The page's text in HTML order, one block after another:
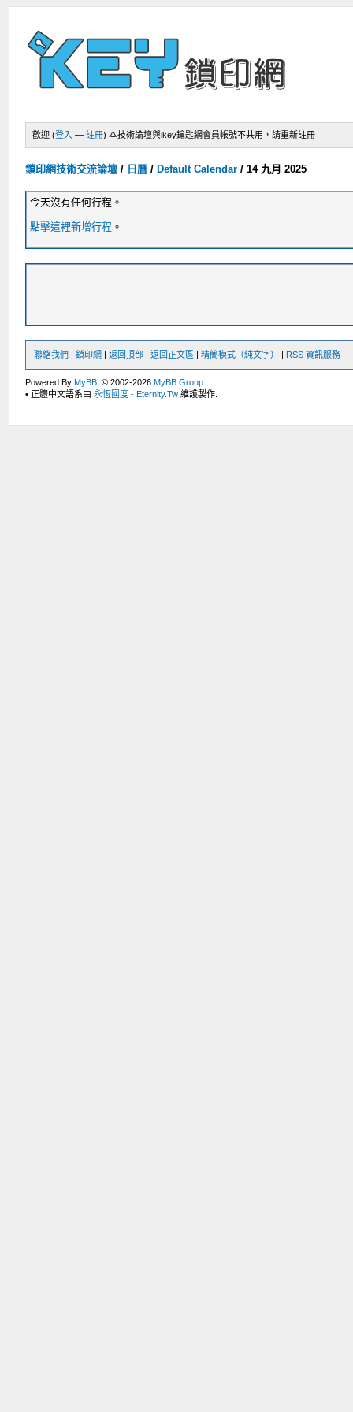
歡迎 (登入 —註冊) 本技術論壇與ikey鑰匙網會員帳號不共用，請重新註冊
鎖印網技術交流論壇 / 日曆 / Default Calendar /14 九月 2025
今天沒有任何行程。
點擊這裡新增行程 。
聯絡我們 |鎖印網 |返回頂部 |返回正文區 |精簡模式（純文字） | RSS 資訊服務
Powered ByMyBB , © 2002-2026MyBB Group
• 正體中文語系由永恆國度 - Eternity.Tw 維護製作.